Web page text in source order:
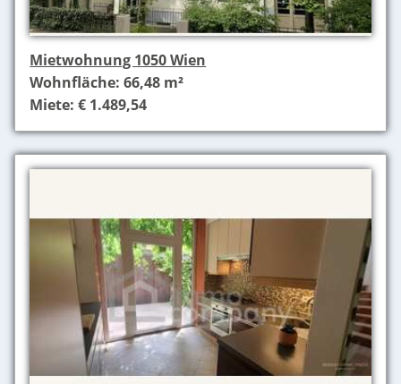
Mietwohnung 1050 Wien
Wohnfläche: 66,48 m²
Miete: € 1.489,54